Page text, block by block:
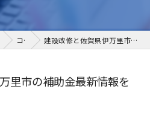
コラム 建設改修と佐賀県伊万里市の補助金最新情報をわかりやすく解説
里市の補助金最新情報を